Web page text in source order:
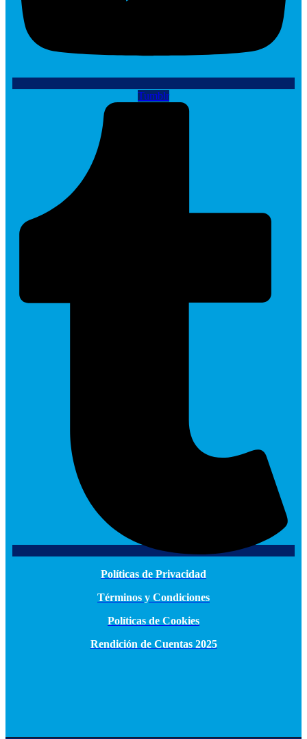
Tumblr
Políticas de Privacidad
Términos y Condiciones
Políticas de Cookies
Rendición de Cuentas 2025